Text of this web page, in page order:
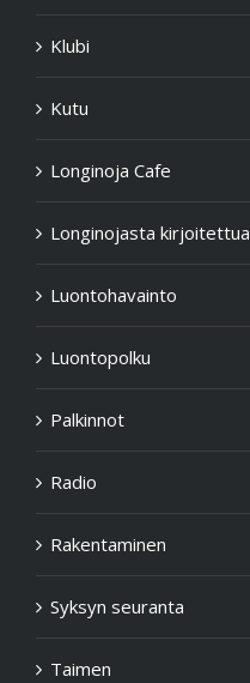
Klubi
Kutu
Longinoja Cafe
Longinojasta kirjoitettua
Luontohavainto
Luontopolku
Palkinnot
Radio
Rakentaminen
Syksyn seuranta
Taimen